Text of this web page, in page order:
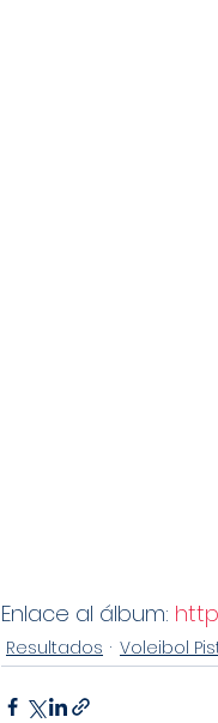
Enlace al álbum:
Resultados Voleibol